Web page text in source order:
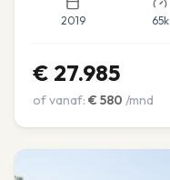
2019 65k
€ 27.985
of vanaf: € 580 /mnd